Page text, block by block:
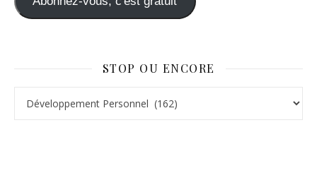
STOP OU ENCORE